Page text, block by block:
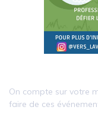
On compte sur votre
faire de ces